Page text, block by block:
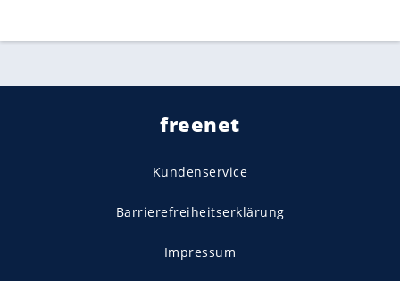
freenet
Kundenservice
Barrierefreiheitserklärung
Impressum